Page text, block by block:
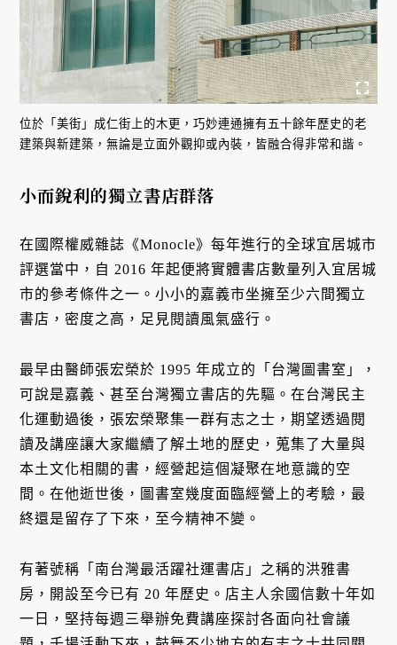
位於「美街」成仁街上的木更，巧妙連通擁有五十餘年歷史的老
建築與新建築，無論是立面外觀抑或內裝，皆融合得非常和諧。
小而銳利的獨立書店群落
在國際權威雜誌《Monocle》每年進行的全球宜居城市
評選當中，自 2016 年起便將實體書店數量列入宜居城
市的參考條件之一。小小的嘉義市坐擁至少六間獨立
書店，密度之高，足見閱讀風氣盛行。
最早由醫師張宏榮於 1995 年成立的「台灣圖書室」，
可說是嘉義、甚至台灣獨立書店的先驅。在台灣民主
化運動過後，張宏榮聚集一群有志之士，期望透過閱
讀及講座讓大家繼續了解土地的歷史，蒐集了大量與
本土文化相關的書，經營起這個凝聚在地意識的空
間。在他逝世後，圖書室幾度面臨經營上的考驗，最
終還是留存了下來，至今精神不變。
有著號稱「南台灣最活躍社運書店」之稱的洪雅書
房，開設至今已有 20 年歷史。店主人余國信數十年如
一日，堅持每週三舉辦免費講座探討各面向社會議